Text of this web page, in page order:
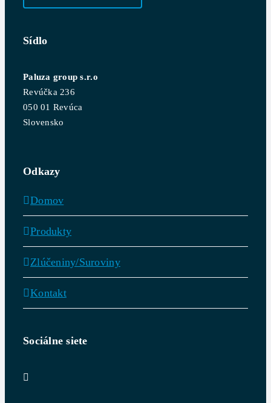
Sídlo
Paluza group s.r.o
Revúčka 236
050 01 Revúca
Slovensko
Odkazy
Domov
Produkty
Zlúčeniny/Suroviny
Kontakt
Sociálne siete